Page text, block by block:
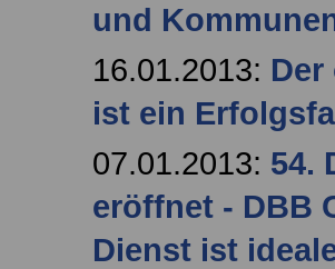
und
16.01.2013:
ist ein
07.01.2013: 54.
eröffnet - DBB
Dienst ist